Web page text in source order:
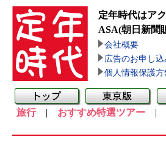
定年時代はア
ASA(朝日新聞
会社概要
広告のお申し込
個人情報保護方
旅行| おすすめ特選ツアー |